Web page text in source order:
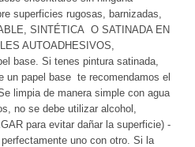
superficies rugosas, barnizadas,
SINTÉTICA O SATINADA EN
AUTOADHESIVOS,
base. Si tenes pintura satinada,
un papel base te recomendamos el
limpia de manera simple con agua
no se debe utilizar alcohol,
para evitar dañar la superficie) -
uno con otro. Si la